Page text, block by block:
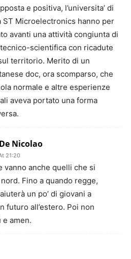
e positiva, l’universita’ di
ST Microelectronics hanno per
avanti una attività congiunta di
scientifica con ricadute
territorio. Merito di un
doc, ora scomparso, che
normale e altre esperienze
aveva portato una forma
Nicolao
21:20
vanno anche quelli che si
Fino a quando regge,
un po’ di giovani a
futuro all’estero. Poi non
e amen.